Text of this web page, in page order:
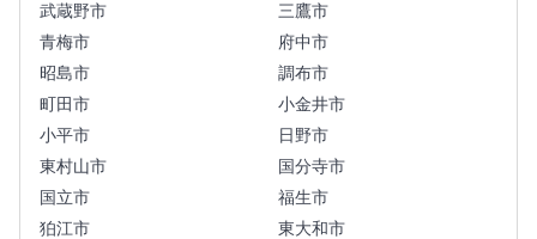
武蔵野市
三鷹市
青梅市
府中市
昭島市
調布市
町田市
小金井市
小平市
日野市
東村山市
国分寺市
国立市
福生市
狛江市
東大和市